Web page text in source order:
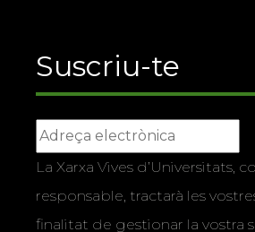
Suscriu-te
La Xarxa Vives d’Universitats,
responsable, tractarà les
finalitat de gestionar la vostra